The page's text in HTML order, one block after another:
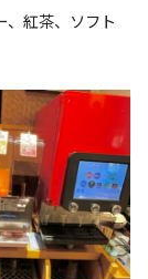
、紅茶、ソフト